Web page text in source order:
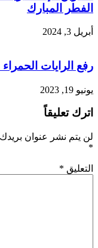
الفطر المبارك
أبريل 3, 2024
رفع الرايات
يونيو 19, 2023
اترك تعليقاً
لن يتم نشر عنوان بريدك
*
التعليق *